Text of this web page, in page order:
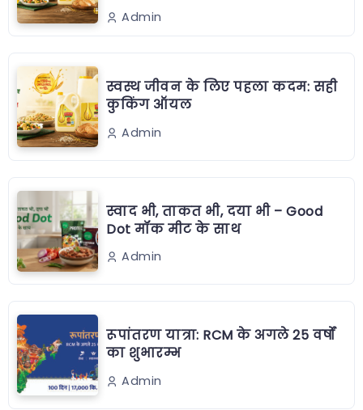
Admin
स्वस्थ जीवन के लिए पहला कदम: सही
कुकिंग ऑयल
Admin
स्वाद भी, ताकत भी, दया भी – Good
Dot मॉक मीट के साथ
Admin
रूपांतरण यात्रा: RCM के अगले 25 वर्षों
का शुभारम्भ
Admin